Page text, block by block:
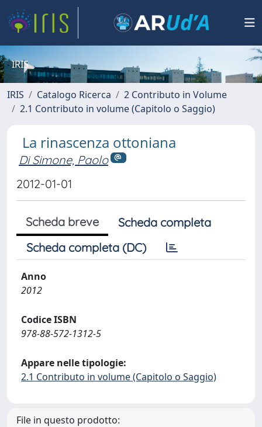
IRIS
IRIS Catalogo Ricerca
2 Contributo in Volume
2.1 Contributo in volume (Capitolo o Saggio)
La rinascenza ottoniana
Di Simone, Paolo
2012-01-01
Scheda breve
Scheda completa
Scheda completa (DC)
Anno
2012
Codice ISBN
978-88-572-1312-5
Appare nelle tipologie:
2.1 Contributo in volume (Capitolo o Saggio)
File in questo prodotto: